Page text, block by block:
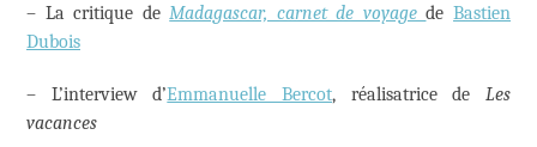
– La critique deMadagascar, carnet de voyagedeBastien
Dubois
– L’interview d’Emmanuelle Bercot, réalisatrice deLes
vacances